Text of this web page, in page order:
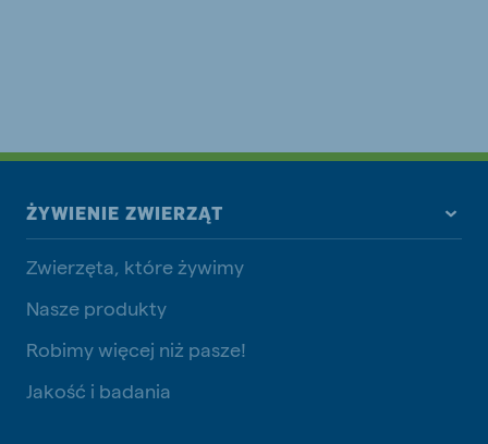
ŻYWIENIE ZWIERZĄT
Zwierzęta, które żywimy
Nasze produkty
Robimy więcej niż pasze!
Jakość i badania